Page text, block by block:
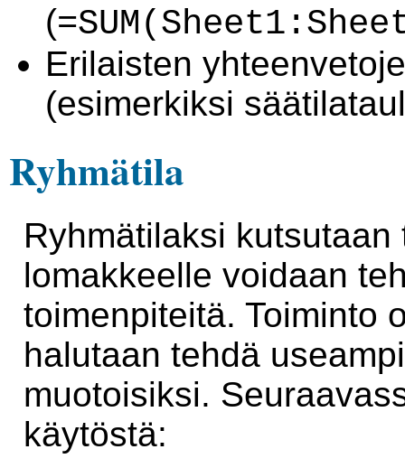
(
Erilaisten
(esimerkiksi
Ryhmätila
Ryhmätilaksi
lomakkeelle voidaan
toimenpiteitä. Toiminto
halutaan tehdä
muotoisiksi.
käytöstä: